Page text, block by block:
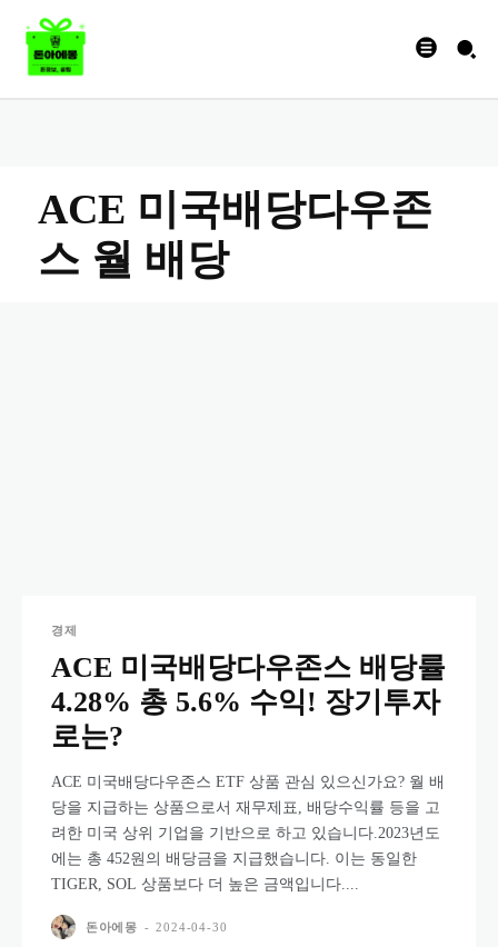
ACE 미국배당다우존
스 월 배당
경제
ACE 미국배당다우존스 배당률
4.28% 총 5.6% 수익! 장기투자
로는?
ACE 미국배당다우존스 ETF 상품 관심 있으신가요? 월 배
당을 지급하는 상품으로서 재무제표, 배당수익률 등을 고
려한 미국 상위 기업을 기반으로 하고 있습니다.2023년도
에는 총 452원의 배당금을 지급했습니다. 이는 동일한
TIGER, SOL 상품보다 더 높은 금액입니다....
돈아에몽 - 2024-04-30